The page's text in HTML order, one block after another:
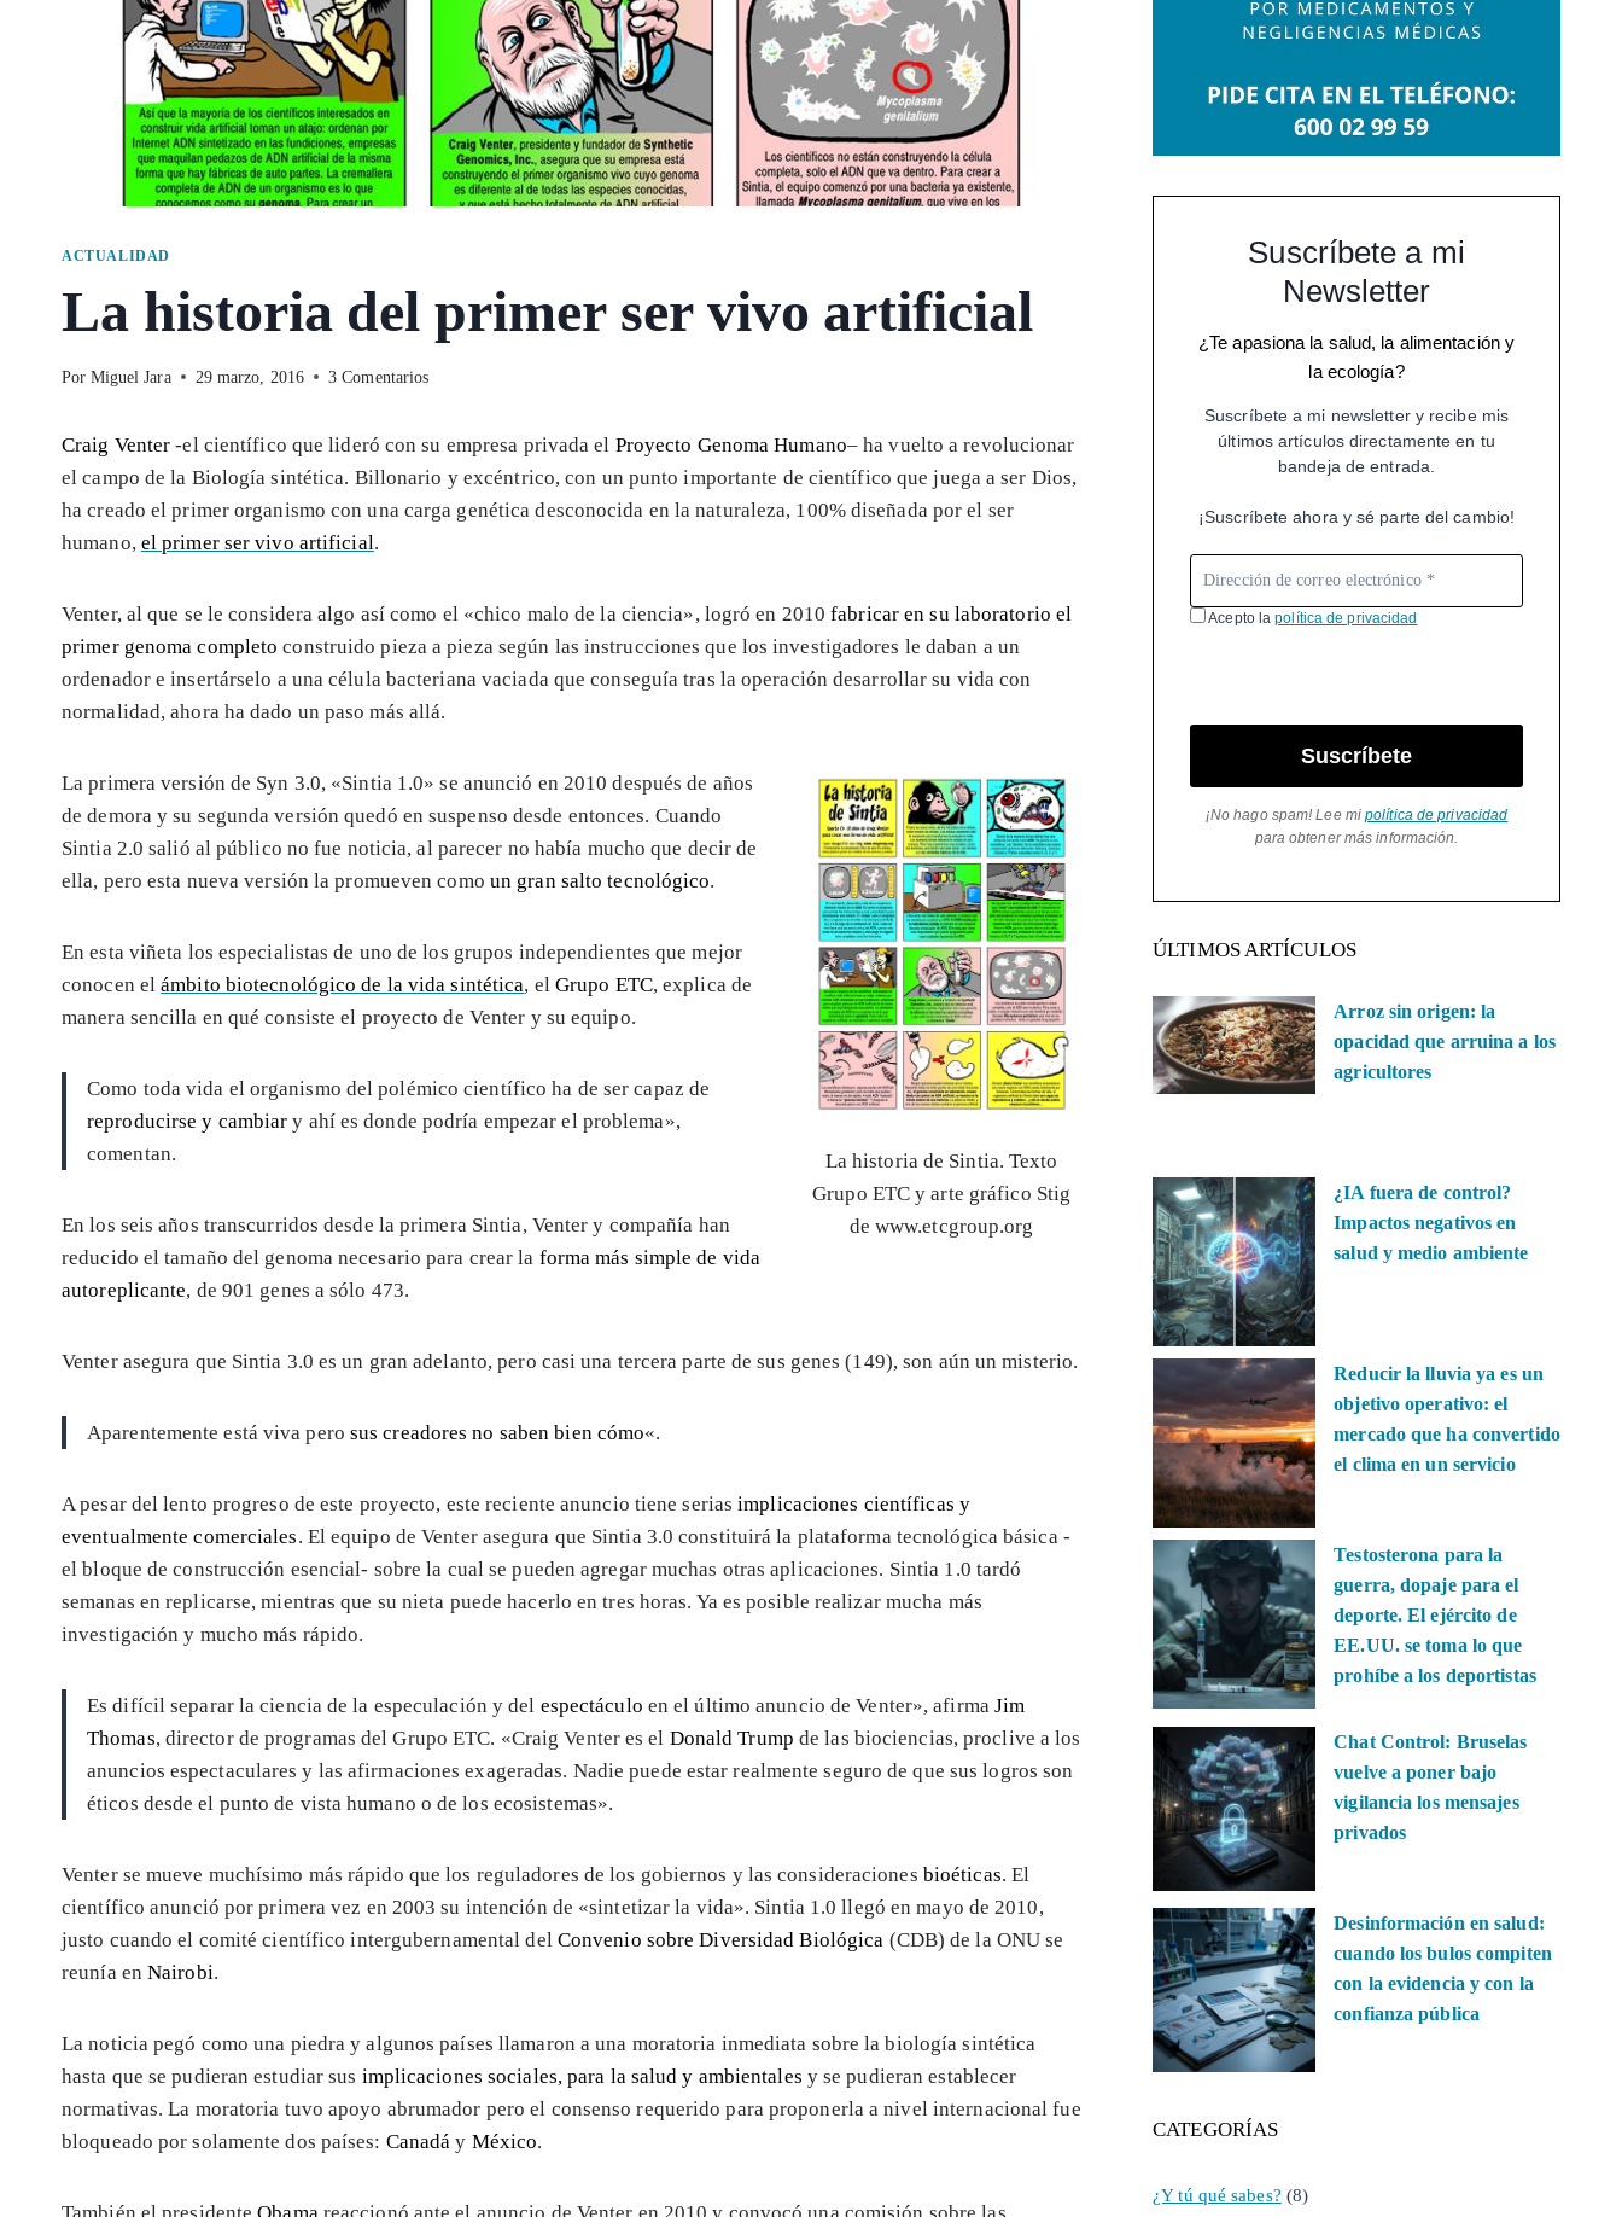
ACTUALIDAD
La historia del primer ser vivo artificial
Por Miguel Jara 29 marzo, 2016 3 Comentarios
Craig Venter -el científico que lideró con su empresa privada el Proyecto Genoma Humano– ha vuelto a revolucionar
el campo de la Biología sintética. Billonario y excéntrico, con un punto importante de científico que juega a ser Dios,
ha creado el primer organismo con una carga genética desconocida en la naturaleza, 100% diseñada por el ser
humano, el primer ser vivo artificial.
Venter, al que se le considera algo así como el «chico malo de la ciencia», logró en 2010 fabricar en su laboratorio el
primer genoma completo construido pieza a pieza según las instrucciones que los investigadores le daban a un
ordenador e insertárselo a una célula bacteriana vaciada que conseguía tras la operación desarrollar su vida con
normalidad, ahora ha dado un paso más allá.
La historia de Sintia. Texto
Grupo ETC y arte gráfico Stig
de www.etcgroup.org
La primera versión de Syn 3.0, «Sintia 1.0» se anunció en 2010 después de años
de demora y su segunda versión quedó en suspenso desde entonces. Cuando
Sintia 2.0 salió al público no fue noticia, al parecer no había mucho que decir de
ella, pero esta nueva versión la promueven como un gran salto tecnológico.
En esta viñeta los especialistas de uno de los grupos independientes que mejor
conocen elámbito biotecnológico de la vida sintética, el Grupo ETC, explica de
manera sencilla en qué consiste el proyecto de Venter y su equipo.
Como toda vida el organismo del polémico científico ha de ser capaz de
reproducirse y cambiar y ahí es donde podría empezar el problema»,
comentan.
En los seis años transcurridos desde la primera Sintia, Venter y compañía han
reducido el tamaño del genoma necesario para crear la forma más simple de vida
autoreplicante, de 901 genes a sólo 473.
Venter asegura que Sintia 3.0 es un gran adelanto, pero casi una tercera parte de sus genes (149), son aún un misterio.
Aparentemente está viva pero sus creadores no saben bien cómo«.
A pesar del lento progreso de este proyecto, este reciente anuncio tiene seriasimplicaciones científicas y
eventualmente comerciales. El equipo de Venter asegura que Sintia 3.0 constituirá la plataforma tecnológica básica -
el bloque de construcción esencial- sobre la cual se pueden agregar muchas otras aplicaciones. Sintia 1.0 tardó
semanas en replicarse, mientras que su nieta puede hacerlo en tres horas. Ya es posible realizar mucha más
investigación y mucho más rápido.
Es difícil separar la ciencia de la especulación y del espectáculo en el último anuncio de Venter», afirma Jim
Thomas, director de programas del Grupo ETC. «Craig Venter es el Donald Trump de las biociencias, proclive a los
anuncios espectaculares y las afirmaciones exageradas. Nadie puede estar realmente seguro de que sus logros son
éticos desde el punto de vista humano o de los ecosistemas».
Venter se mueve muchísimo más rápido que los reguladores de los gobiernos y las consideraciones bioéticas. El
científico anunció por primera vez en 2003 su intención de «sintetizar la vida». Sintia 1.0 llegó en mayo de 2010,
justo cuando el comité científico intergubernamental del Convenio sobre Diversidad Biológica (CDB) de la ONU se
reunía enNairobi.
La noticia pegó como una piedra y algunos países llamaron a una moratoria inmediata sobre la biología sintética
hasta que se pudieran estudiar sus implicaciones sociales, para la salud y ambientales y se pudieran establecer
normativas. La moratoria tuvo apoyo abrumador pero el consenso requerido para proponerla a nivel internacional fue
bloqueado por solamente dos países: Canadá y México.
Suscríbete a mi
Newsletter
¿Te apasiona la salud, la alimentación y
la ecología?
Suscríbete a mi newsletter y recibe mis
últimos artículos directamente en tu
bandeja de entrada.
¡Suscríbete ahora y sé parte del cambio!
Acepto lapolítica de privacidad
Suscríbete
¡No hago spam! Lee mipolítica de privacidad
para obtener más información.
ÚLTIMOS ARTÍCULOS
Arroz sin origen: la
opacidad que arruina a los
agricultores
¿IA fuera de control?
Impactos negativos en
salud y medio ambiente
Reducir la lluvia ya es un
objetivo operativo: el
mercado que ha convertido
el clima en un servicio
Testosterona para la
guerra, dopaje para el
deporte. El ejército de
EE.UU. se toma lo que
prohíbe a los deportistas
Chat Control: Bruselas
vuelve a poner bajo
vigilancia los mensajes
privados
Desinformación en salud:
cuando los bulos compiten
con la evidencia y con la
confianza pública
CATEGORÍAS
¿Y tú qué sabes? (8)